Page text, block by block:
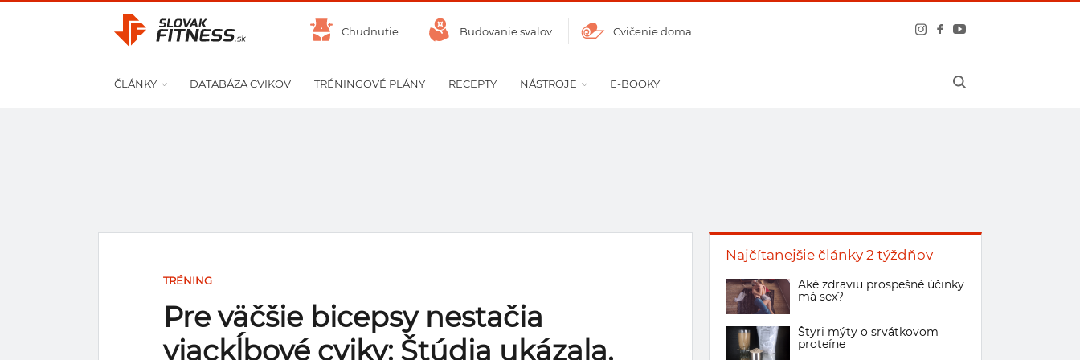
Chudnutie Budovanie svalov Cvičenie doma
ČLÁNKY DATABÁZA CVIKOV TRÉNINGOVÉ PLÁNY RECEPTY NÁSTROJE E-BOOKY
TRÉNING
Pre väčšie bicepsy nestačia
viackĺbové cviky: Štúdia ukázala,
Najčítanejšie články 2 týždňov
Aké zdraviu prospešné účinky
má sex?
Štyri mýty o srvátkovom
proteíne